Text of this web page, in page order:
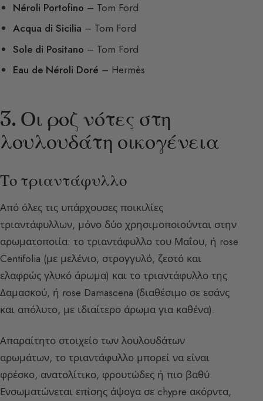
Néroli Portofino – Tom Ford
Acqua di Sicilia – Tom Ford
Sole di Positano – Tom Ford
Eau de Néroli Doré – Hermès
3. Οι ροζ νότες στη
λουλουδάτη οικογένεια
Το τριαντάφυλλο
Από όλες τις υπάρχουσες ποικιλίες
τριαντάφυλλων, μόνο δύο χρησιμοποιούνται στην
αρωματοποιία: το τριαντάφυλλο του Μαΐου, ή rose
Centifolia (με μελένιο, στρογγυλό, ζεστό και
ελαφρώς γλυκό άρωμα) και το τριαντάφυλλο της
Δαμασκού, ή rose Damascena (διαθέσιμο σε εσάνς
και απόλυτο, με ιδιαίτερο άρωμα για καθένα).
Απαραίτητο στοιχείο των λουλουδάτων
αρωμάτων, το τριαντάφυλλο μπορεί να είναι
φρέσκο, ανατολίτικο, φρουτώδες ή πιο βαθύ.
Ενσωματώνεται επίσης άψογα σε chypre ακόρντα,